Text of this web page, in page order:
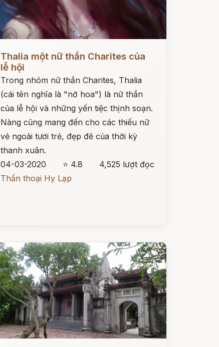
Thalia một nữ thần Charites của
lễ hội
Trong nhóm nữ thần Charites, Thalia
(cái tên nghĩa là "nở hoa") là nữ thần
của lễ hội và những yến tiệc thịnh soạn.
Nàng cũng mang đến cho các thiếu nữ
vẻ ngoài tươi trẻ, đẹp đẽ của thời kỳ
thanh xuân.
04-03-2020
⭐ 4.8
4,525 lượt đọc
Thần thoại Hy Lạp